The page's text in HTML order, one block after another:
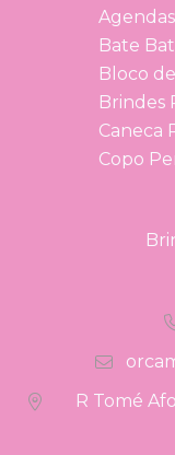
Bate
Bloco
Brindes
Caneca
Copo
R Tomé